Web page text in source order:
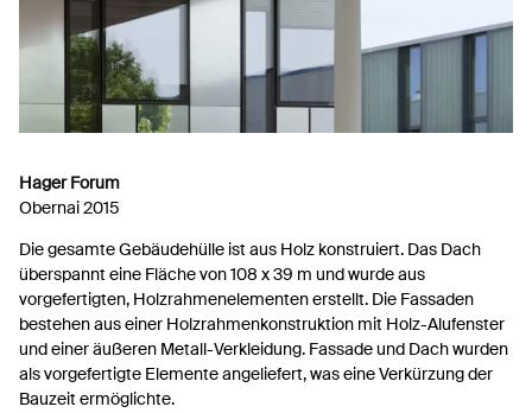
Hager Forum
Obernai 2015
Die gesamte Gebäudehülle ist aus Holz konstruiert. Das Dach
überspannt eine Fläche von 108 x 39 m und wurde aus
vorgefertigten, Holzrahmenelementen erstellt. Die Fassaden
bestehen aus einer Holzrahmenkonstruktion mit Holz-Alufenster
und einer äußeren Metall-Verkleidung. Fassade und Dach wurden
als vorgefertigte Elemente angeliefert, was eine Verkürzung der
Bauzeit ermöglichte.